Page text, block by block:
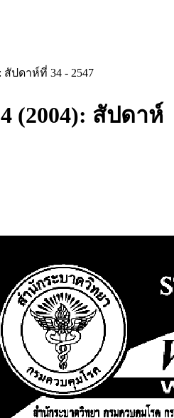
สัปดาห์ที่ 34 - 2547
(2004): สัปดาห์